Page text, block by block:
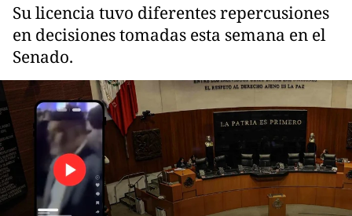
Su licencia tuvo diferentes repercusiones
en decisiones tomadas esta semana en el
Senado.